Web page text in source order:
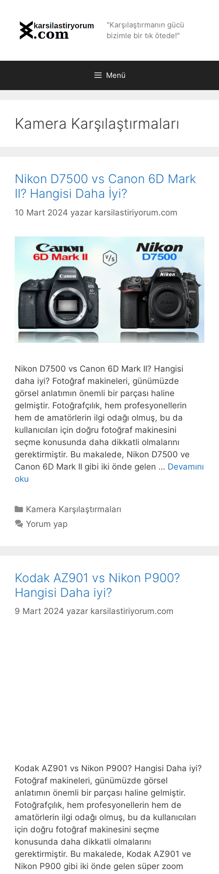
"Karşılaştırmanın gücü
bizimle bir tık ötede!"
Menü
Kamera Karşılaştırmaları
Nikon D7500 vs Canon 6D Mark
II? Hangisi Daha İyi?
10 Mart 2024 yazar karsilastiriyorum.com
Nikon D7500 vs Canon 6D Mark II? Hangisi
daha iyi? Fotoğraf makineleri, günümüzde
görsel anlatımın önemli bir parçası haline
gelmiştir. Fotoğrafçılık, hem profesyonellerin
hem de amatörlerin ilgi odağı olmuş, bu da
kullanıcıları için doğru fotoğraf makinesini
seçme konusunda daha dikkatli olmalarını
gerektirmiştir. Bu makalede, Nikon D7500 ve
Canon 6D Mark II gibi iki önde gelen … Devamını
oku
Kategoriler
Kamera Karşılaştırmaları
Yorum yap
Kodak AZ901 vs Nikon P900?
Hangisi Daha iyi?
9 Mart 2024 yazar karsilastiriyorum.com
Kodak AZ901 vs Nikon P900? Hangisi Daha iyi?
Fotoğraf makineleri, günümüzde görsel
anlatımın önemli bir parçası haline gelmiştir.
Fotoğrafçılık, hem profesyonellerin hem de
amatörlerin ilgi odağı olmuş, bu da kullanıcıları
için doğru fotoğraf makinesini seçme
konusunda daha dikkatli olmalarını
gerektirmiştir. Bu makalede, Kodak AZ901 ve
Nikon P900 gibi iki önde gelen süper zoom